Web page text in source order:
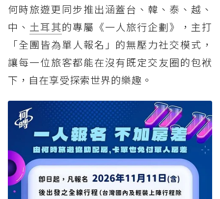
何時旅遊更同步推出涵蓋台、韓、泰、越、
中、 土耳其的專屬《一人旅行企劃》，主打
「全團皆為單人報名」的無壓力社交模式，
讓每一位旅客都能在沒有既定交友圈的包袱
下，自在享受探索世界的樂趣。